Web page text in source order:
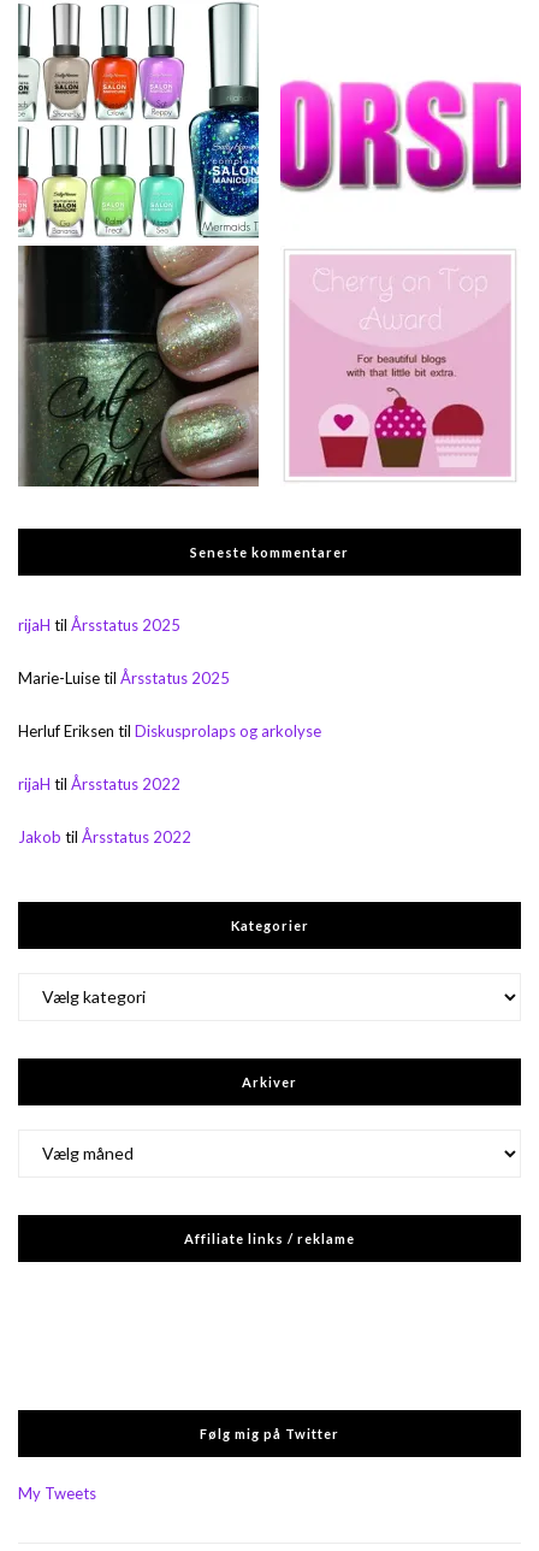
Seneste kommentarer
rijaH til Årsstatus 2025
Marie-Luisetil Årsstatus 2025
Herluf Eriksen til Diskusprolaps og arkolyse
rijaH til Årsstatus 2022
Jakob til Årsstatus 2022
Kategorier
Arkiver
Affiliate links / reklame
Følg mig på Twitter
My Tweets